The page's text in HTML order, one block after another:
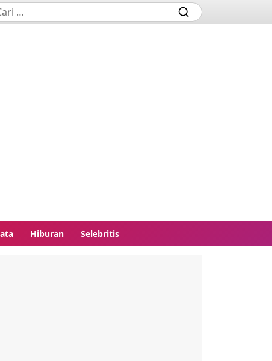
Hiburan Selebritis